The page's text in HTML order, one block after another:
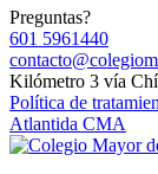
Preguntas?
601 5961440
Kilómetro 3 vía
Política de
Atlantida CMA